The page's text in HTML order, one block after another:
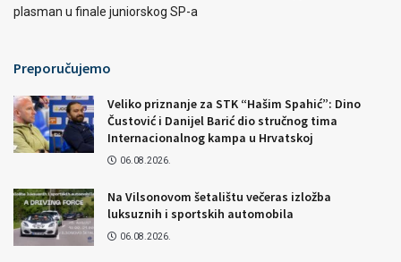
plasman u finale juniorskog SP-a
Preporučujemo
Veliko priznanje za STK “Hašim Spahić”: Dino
Čustović i Danijel Barić dio stručnog tima
Internacionalnog kampa u Hrvatskoj
06.08.2026.
Na Vilsonovom šetalištu večeras izložba
luksuznih i sportskih automobila
06.08.2026.